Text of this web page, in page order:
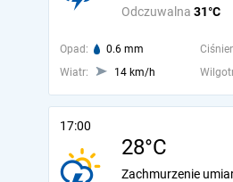
Odczuwalna 31°C
Opad: 0.6 mm
Wiatr:
14 km/h
17:00
28°C
Zachmurzenie